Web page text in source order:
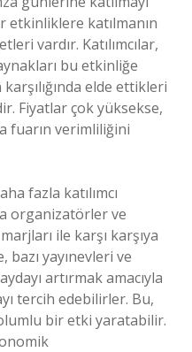
etkinliklere katılmanın
vardır. Katılımcılar,
bu etkinliğe
elde ettikleri
Fiyatlar çok yüksekse,
fuarın verimliliğini
fazla katılımcı
organizatörler ve
ile karşı karşıya
yayınevleri ve
artırmak amacıyla
tercih edebilirler. Bu,
bir etki yaratabilir.